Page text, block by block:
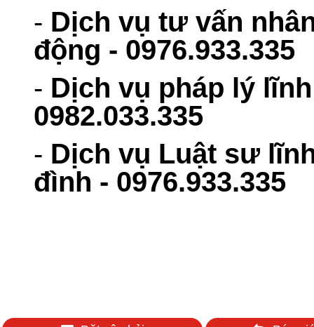
- Dịch vụ tư vấn
động - 0976.933.335
- Dịch vụ pháp lý
0982.033.335
- Dịch vụ Luật sư
đình - 0976.933.335